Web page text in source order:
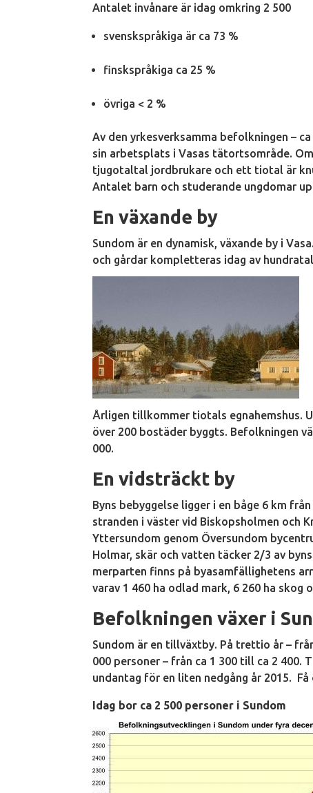
Antalet invånare är idag omkring 2 500
svenskspråkiga är ca 73 %
finskspråkiga ca 25 %
övriga < 2 %
Av den yrkesverksamma befolkningen –
sin arbetsplats i Vasas tätortsområde.
tjugotaltal jordbrukare och ett tiotal är
Antalet barn och studerande ungdomar
En växande by
Sundom är en dynamisk, växande by i
och gårdar kompletteras idag av
Årligen tillkommer tiotals egnahemshus.
över 200 bostäder byggts. Befolkningen
000.
En vidsträckt by
Byns bebyggelse ligger i en båge 6 km
stranden i väster vid Biskopsholmen och
Yttersundom genom Översundom
Holmar, skär och vatten täcker 2/3 av
merparten finns på byasamfällighetens
varav 1 460 ha odlad mark, 6 260 ha skog
Befolkningen växer i
Sundom är en tillväxtby. På trettio år –
000 personer – från ca 1 300 till ca 2
undantag för en liten nedgång år 2015.
Idag bor ca 2 500 personer i Sundom